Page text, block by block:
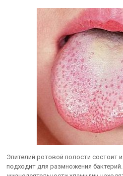
Эпителий ротовой полости состоит
подходит для размножения